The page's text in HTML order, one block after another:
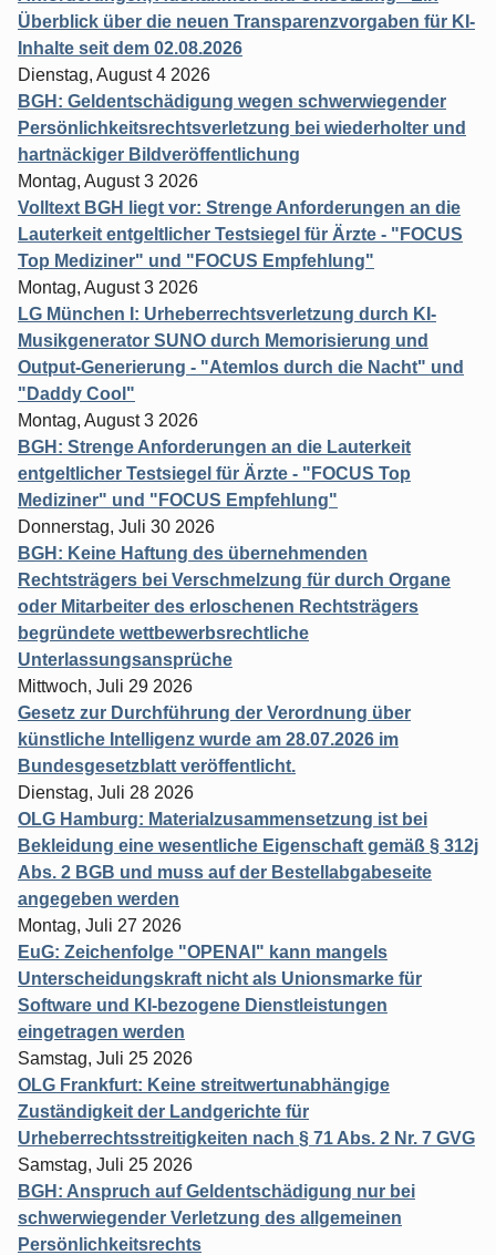
Überblick über die neuen Transparenzvorgaben für KI-
Inhalte seit dem 02.08.2026
Dienstag, August 4 2026
BGH: Geldentschädigung wegen schwerwiegender
Persönlichkeitsrechtsverletzung bei wiederholter und
hartnäckiger Bildveröffentlichung
Montag, August 3 2026
Volltext BGH liegt vor: Strenge Anforderungen an die
Lauterkeit entgeltlicher Testsiegel für Ärzte - "FOCUS
Top Mediziner" und "FOCUS Empfehlung"
Montag, August 3 2026
LG München I: Urheberrechtsverletzung durch KI-
Musikgenerator SUNO durch Memorisierung und
Output-Generierung - "Atemlos durch die Nacht" und
"Daddy Cool"
Montag, August 3 2026
BGH: Strenge Anforderungen an die Lauterkeit
entgeltlicher Testsiegel für Ärzte - "FOCUS Top
Mediziner" und "FOCUS Empfehlung"
Donnerstag, Juli 30 2026
BGH: Keine Haftung des übernehmenden
Rechtsträgers bei Verschmelzung für durch Organe
oder Mitarbeiter des erloschenen Rechtsträgers
begründete wettbewerbsrechtliche
Unterlassungsansprüche
Mittwoch, Juli 29 2026
Gesetz zur Durchführung der Verordnung über
künstliche Intelligenz wurde am 28.07.2026 im
Bundesgesetzblatt veröffentlicht.
Dienstag, Juli 28 2026
OLG Hamburg: Materialzusammensetzung ist bei
Bekleidung eine wesentliche Eigenschaft gemäß § 312j
Abs. 2 BGB und muss auf der Bestellabgabeseite
angegeben werden
Montag, Juli 27 2026
EuG: Zeichenfolge "OPENAI" kann mangels
Unterscheidungskraft nicht als Unionsmarke für
Software und KI-bezogene Dienstleistungen
eingetragen werden
Samstag, Juli 25 2026
OLG Frankfurt: Keine streitwertunabhängige
Zuständigkeit der Landgerichte für
Urheberrechtsstreitigkeiten nach § 71 Abs. 2 Nr. 7 GVG
Samstag, Juli 25 2026
BGH: Anspruch auf Geldentschädigung nur bei
schwerwiegender Verletzung des allgemeinen
Persönlichkeitsrechts